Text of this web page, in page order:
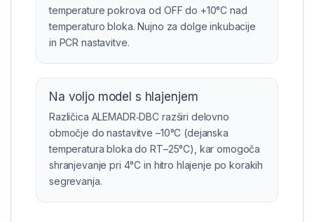
temperature pokrova od OFF do +10°C nad
temperaturo bloka. Nujno za dolge inkubacije
in PCR nastavitve.
Na voljo model s hlajenjem
Različica ALEMADR‑DBC razširi delovno
območje do nastavitve –10°C (dejanska
temperatura bloka do RT–25°C), kar omogoča
shranjevanje pri 4°C in hitro hlajenje po korakih
segrevanja.